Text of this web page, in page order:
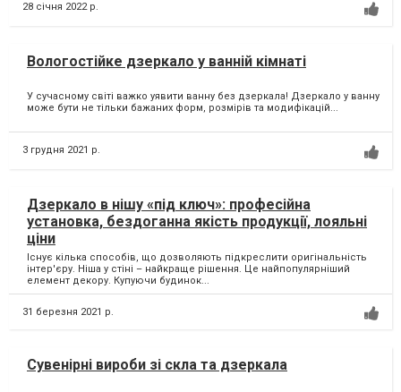
28 січня 2022 р.
Вологостійке дзеркало у ванній кімнаті
У сучасному світі важко уявити ванну без дзеркала! Дзеркало у ванну
може бути не тільки бажаних форм, розмірів та модифікацій...
3 грудня 2021 р.
Дзеркало в нішу «під ключ»: професійна
установка, бездоганна якість продукції, лояльні
ціни
Існує кілька способів, що дозволяють підкреслити оригінальність
інтер'єру. Ніша у стіні – найкраще рішення. Це найпопулярніший
елемент декору. Купуючи будинок...
31 березня 2021 р.
‌Сувенірні вироби зі скла та дзеркала